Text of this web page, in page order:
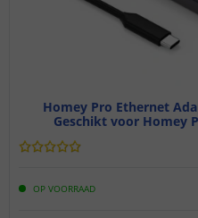
Homey Pro Ethernet
Geschikt voor Homey
OP VOORRAAD